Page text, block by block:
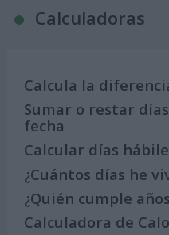
Calculadoras
Calcula la
Sumar o restar
fecha
Calcular días
¿Cuántos días he
¿Quién cumple
Calculadora de